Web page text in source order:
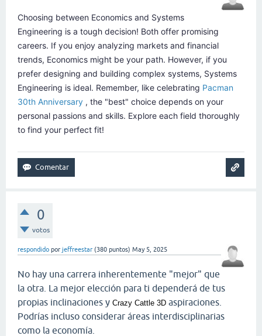
Choosing between Economics and Systems
Engineering is a tough decision! Both offer promising
careers. If you enjoy analyzing markets and financial
trends, Economics might be your path. However, if you
prefer designing and building complex systems, Systems
Engineering is ideal. Remember, like celebrating Pacman
30th Anniversary , the "best" choice depends on your
personal passions and skills. Explore each field thoroughly
to find your perfect fit!
0
votos
respondido por jeffreestar (380 puntos) May 5, 2025
No hay una carrera inherentemente "mejor" que
la otra. La mejor elección para ti dependerá de tus
propias inclinaciones y Crazy Cattle 3D aspiraciones.
Podrías incluso considerar áreas interdisciplinarias
como la economía.